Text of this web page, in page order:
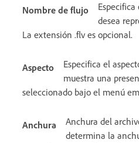
Nombre de flujo
desea
La extensión .flv es opcional.
Aspecto
Especifica el
muestra una
seleccionado bajo el menú
Anchura
Anchura del
determina la